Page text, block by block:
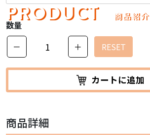
PRODUCT 商品紹介
数量
－
＋ RESET
カートに追加
商品詳細